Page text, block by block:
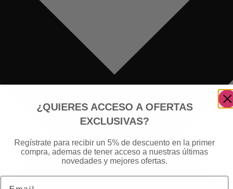
¿QUIERES ACCESO A OFERTAS
EXCLUSIVAS?
Regístrate para recibir un 5% de descuento en la primer
compra, ademas de tener acceso a nuestras últimas
novedades y mejores ofertas.
Email